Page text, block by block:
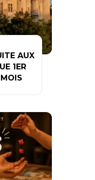
AUX
1ER